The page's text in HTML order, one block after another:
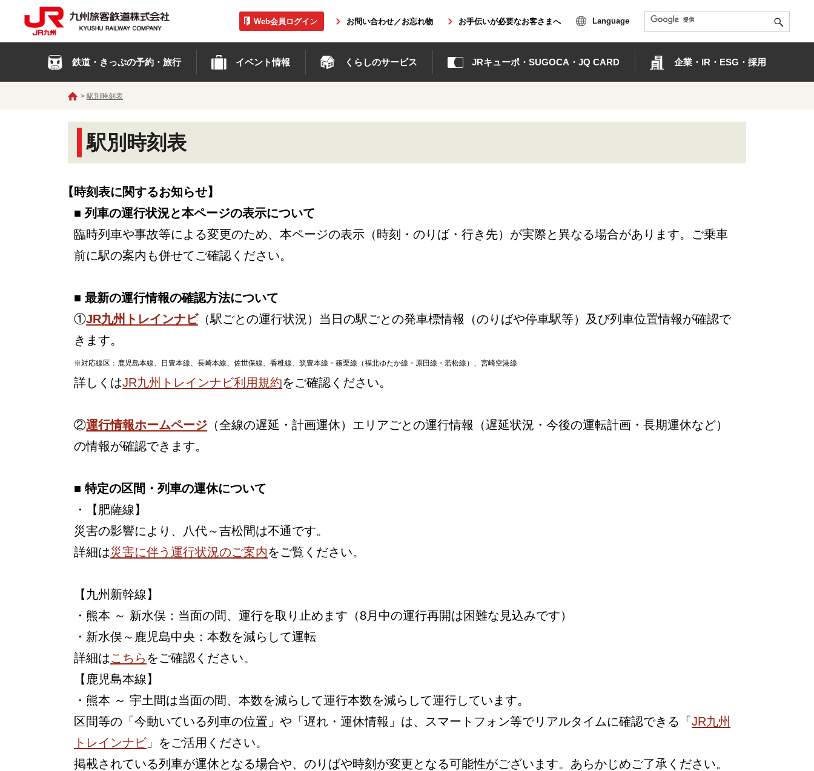
Web会員ログイン お問い合わせ／お忘れ物 お手伝いが必要なお客さまへ Language
鉄道・きっぷの予約・旅行 イベント情報 くらしのサービス JRキューポ・SUGOCA・JQ CARD 企業・IR・ESG・採用
駅別時刻表
駅別時刻表
【時刻表に関するお知らせ】
■ 列車の運行状況と本ページの表示について
臨時列車や事故等による変更のため、本ページの表示（時刻・のりば・行き先）が実際と異なる場合があります。ご乗車
前に駅の案内も併せてご確認ください。
■ 最新の運行情報の確認方法について
①JR九州トレインナビ（駅ごとの運行状況）当日の駅ごとの発車標情報（のりばや停車駅等）及び列車位置情報が確認で
きます。
※対応線区：鹿児島本線、日豊本線、長崎本線、佐世保線、香椎線、筑豊本線・篠栗線（福北ゆたか線・原田線・若松線）、宮崎空港線
詳しくはJR九州トレインナビ利用規約をご確認ください。
②運行情報ホームページ （全線の遅延・計画運休）エリアごとの運行情報（遅延状況・今後の運転計画・長期運休など）
の情報が確認できます。
■ 特定の区間・列車の運休について
・【肥薩線】
災害の影響により、八代～吉松間は不通です。
詳細は災害に伴う運行状況のご案内をご覧ください。
【九州新幹線】
・熊本 ～ 新水俣：当面の間、運行を取り止めます（8月中の運行再開は困難な見込みです）
・新水俣～鹿児島中央：本数を減らして運転
詳細はこちら をご確認ください。
【鹿児島本線】
・熊本 ～ 宇土間は当面の間、本数を減らして運行本数を減らして運行しています。
区間等の「今動いている列車の位置」や「遅れ・運休情報」は、スマートフォン等でリアルタイムに確認できる「JR九州
トレインナビ 」をご活用ください。
掲載されている列車が運休となる場合や、のりばや時刻が変更となる可能性がございます。あらかじめご了承ください。